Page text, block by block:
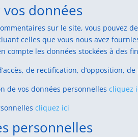
données
sur le site, vous pouvez
celles que vous nous avez
compte les données stockées à des
de rectification, d’opposition,
de vos données personnellescliquez
cliquez ici
personnelles